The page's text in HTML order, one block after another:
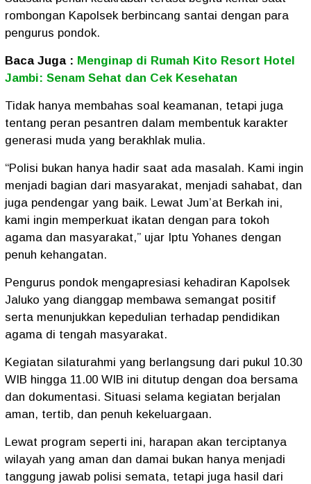
rombongan Kapolsek berbincang santai dengan para
pengurus pondok.
Baca Juga : Menginap di Rumah Kito Resort Hotel
Jambi: Senam Sehat dan Cek Kesehatan
Tidak hanya membahas soal keamanan, tetapi juga
tentang peran pesantren dalam membentuk karakter
generasi muda yang berakhlak mulia.
“Polisi bukan hanya hadir saat ada masalah. Kami ingin
menjadi bagian dari masyarakat, menjadi sahabat, dan
juga pendengar yang baik. Lewat Jum’at Berkah ini,
kami ingin memperkuat ikatan dengan para tokoh
agama dan masyarakat,” ujar Iptu Yohanes dengan
penuh kehangatan.
Pengurus pondok mengapresiasi kehadiran Kapolsek
Jaluko yang dianggap membawa semangat positif
serta menunjukkan kepedulian terhadap pendidikan
agama di tengah masyarakat.
Kegiatan silaturahmi yang berlangsung dari pukul 10.30
WIB hingga 11.00 WIB ini ditutup dengan doa bersama
dan dokumentasi. Situasi selama kegiatan berjalan
aman, tertib, dan penuh kekeluargaan.
Lewat program seperti ini, harapan akan terciptanya
wilayah yang aman dan damai bukan hanya menjadi
tanggung jawab polisi semata, tetapi juga hasil dari